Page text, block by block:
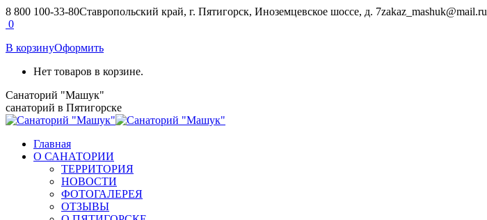
Перейти
к
8 800 100-33-80Ставропольский край, г. Пятигорск, Иноземцевское шоссе, д. 7zakaz_mashuk@mail.ru
Страница
открывается
новом
Страница
открывается
новом
0
В корзинуОформить
Нет товаров в корзине.
Санаторий "Машук"
санаторий в Пятигорске
Главная
О САНАТОРИИ
ТЕРРИТОРИЯ
НОВОСТИ
ФОТОГАЛЕРЕЯ
ОТЗЫВЫ